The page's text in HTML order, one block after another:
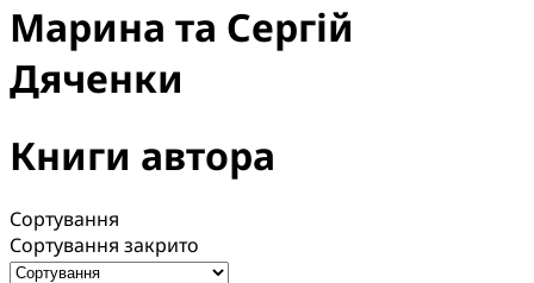
Марина та Сергій
Дяченки
Книги автора
Сортування
Сортування закрито